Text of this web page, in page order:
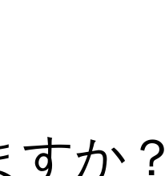
か？